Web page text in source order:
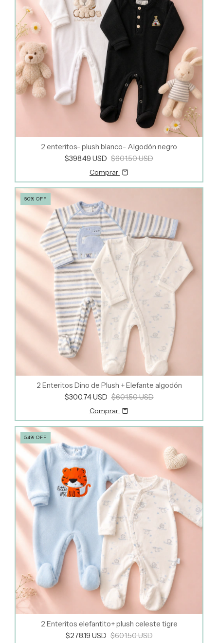
2 enteritos- plush blanco- Algodón negro
$398.49 USD $601.50 USD
Comprar
50% OFF
2 Enteritos Dino de Plush + Elefante algodón
$300.74 USD $601.50 USD
Comprar
54% OFF
2 Enteritos elefantito+ plush celeste tigre
$278.19 USD $601.50 USD